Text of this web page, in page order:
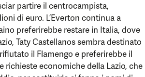
partire il centrocampista,
di euro. L’Everton continua a
preferirebbe restare in Italia, dove
Taty Castellanos sembra destinato
il Flamengo e preferirebbe il
richieste economiche della Lazio, che